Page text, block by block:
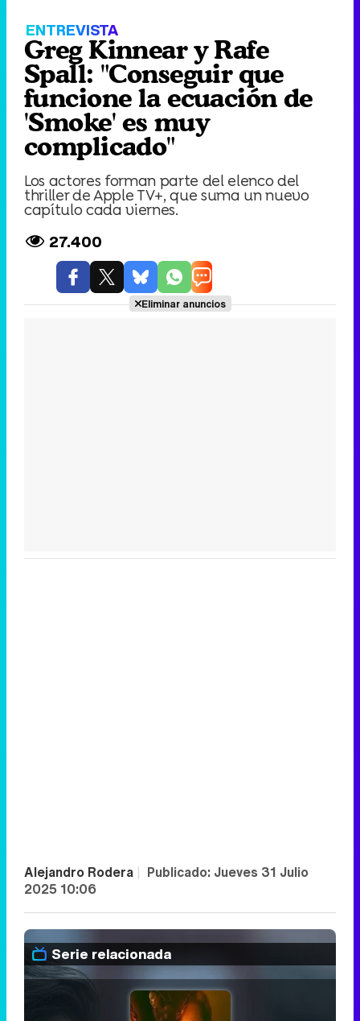
ENTREVISTA
Greg Kinnear y Rafe
Spall: "Conseguir que
funcione la ecuación de
'Smoke' es muy
complicado"
Los actores forman parte del elenco del
thriller de Apple TV+, que suma un nuevo
capítulo cada viernes.
27.400
Eliminar anuncios
Alejandro Rodera | Publicado: Jueves 31 Julio
2025 10:06
Serie relacionada